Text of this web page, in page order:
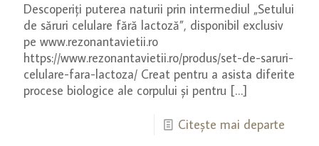
Descoperiți puterea naturii prin intermediul „Setului
de săruri celulare fără lactoză”, disponibil exclusiv
pe www.rezonantavietii.ro
https://www.rezonantavietii.ro/produs/set-de-saruri-
celulare-fara-lactoza/ Creat pentru a asista diferite
procese biologice ale corpului și pentru […]
Citește mai departe